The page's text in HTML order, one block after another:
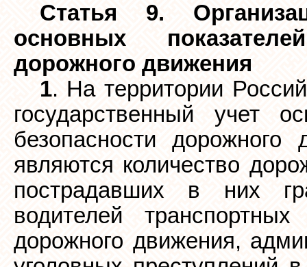
Статья 9.
основных
дорожного движения
1. На территории
государственный учет
безопасности дорожного
являются количество
пострадавших в них
водителей
дорожного движения,